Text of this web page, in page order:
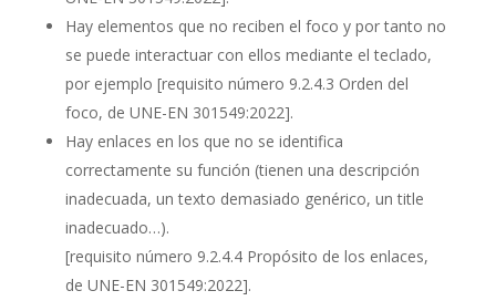
Hay elementos que no reciben el foco y por tanto no
se puede interactuar con ellos mediante el teclado,
por ejemplo [requisito número 9.2.4.3 Orden del
foco, de UNE-EN 301549:2022].
Hay enlaces en los que no se identifica
correctamente su función (tienen una descripción
inadecuada, un texto demasiado genérico, un title
inadecuado…).
[requisito número 9.2.4.4 Propósito de los enlaces,
de UNE-EN 301549:2022].